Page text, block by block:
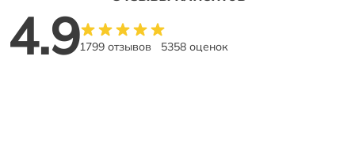
4.91799 отзывов 5358 оценок